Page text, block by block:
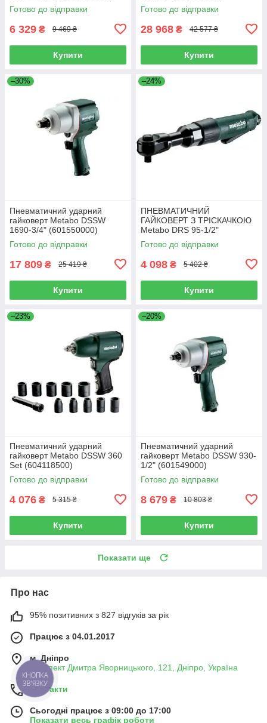
Готово до відправки
6 329 ₴ 9 469 ₴
Купити
Готово до відправки
28 968 ₴ 42 577 ₴
Купити
–30%
Пневматичний ударний
гайковерт Metabo DSSW
1690-3/4" (601550000)
Готово до відправки
17 809 ₴ 25 419 ₴
Купити
–24%
ПНЕВМАТИЧНИЙ
ГАЙКОВЕРТ З ТРІСКАЧКОЮ
Metabo DRS 95-1/2"
(601553000)
Готово до відправки
4 098 ₴ 5 402 ₴
Купити
–23%
Пневматичний ударний
гайковерт Metabo DSSW 360
Set (604118500)
Готово до відправки
4 076 ₴ 5 315 ₴
Купити
–20%
Пневматичний ударний
гайковерт Metabo DSSW 930-
1/2" (601549000)
Готово до відправки
8 679 ₴ 10 803 ₴
Купити
Показати ще
Про нас
95% позитивних з 827 відгуків за рік
Працює з 04.01.2017
м. Дніпро
проспект Дмитра Яворницького, 121, Дніпро, Україна
Контакти
Сьогодні працює з 09:00 до 17:00
Показати весь графік роботи
КНОПКА
ЗВ'ЯЗКУ